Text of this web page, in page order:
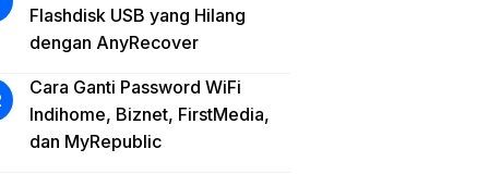
Flashdisk USB yang Hilang
dengan AnyRecover
Cara Ganti Password WiFi
Indihome, Biznet, FirstMedia,
dan MyRepublic